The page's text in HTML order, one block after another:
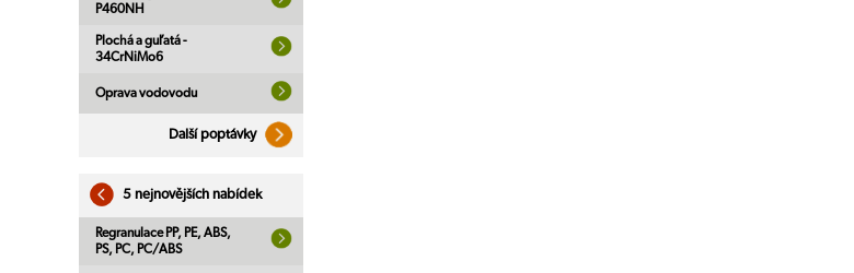
P460NH
Plochá a guľatá -
34CrNiMo6
Oprava vodovodu
Další poptávky
5 nejnovějších nabídek
Regranulace PP, PE, ABS,
PS, PC, PC/ABS